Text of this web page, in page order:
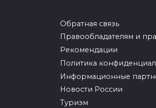
Обратная связь
Правообладателям и
Рекомендации
Политика
Информационные
Новости России
Туризм